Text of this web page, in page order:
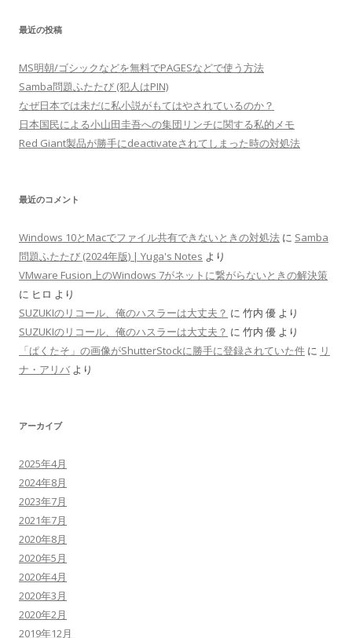
最近の投稿
MS明朝/ゴシックなどを無料でPAGESなどで使う方法
Samba問題ふたたび (犯人はPIN)
なぜ日本では未だに私小説がもてはやされているのか？
日本国民による小山田圭吾への集団リンチに関する私的メモ
Red Giant製品が勝手にdeactivateされてしまった時の対処法
最近のコメント
Windows 10とMacでファイル共有できないときの対処法 に Samba
問題ふたたび (2024年版) | Yuga's Notes より
VMware Fusion上のWindows 7がネットに繋がらないときの解決策
に ヒロ より
SUZUKIのリコール、俺のハスラーは大丈夫？ に 竹内 優 より
SUZUKIのリコール、俺のハスラーは大丈夫？ に 竹内 優 より
「ぱくたそ」の画像がShutterStockに勝手に登録されていた件 に リ
ナ・アリバ より
アーカイブ
2025年4月
2024年8月
2023年7月
2021年7月
2020年8月
2020年5月
2020年4月
2020年3月
2020年2月
2019年12月